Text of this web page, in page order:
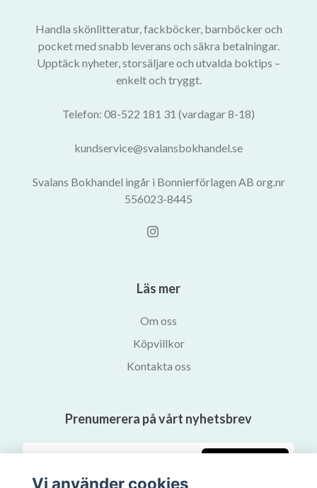
Handla skönlitteratur, fackböcker, barnböcker och
pocket med snabb leverans och säkra betalningar.
Upptäck nyheter, storsäljare och utvalda boktips –
enkelt och tryggt.
Telefon: 08-522 181 31 (vardagar 8-18)
kundservice@svalansbokhandel.se
Svalans Bokhandel ingår i Bonnierförlagen AB org.nr
556023-8445
Läs mer
Om oss
Köpvillkor
Kontakta oss
Prenumerera på vårt nyhetsbrev
Vi använder cookies